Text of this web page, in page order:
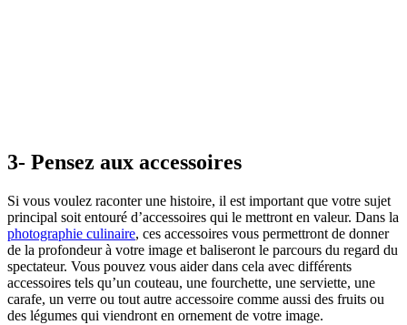
3- Pensez aux accessoires
Si vous voulez raconter une histoire, il est important que votre sujet
principal soit entouré d’accessoires qui le mettront en valeur. Dans la
photographie culinaire, ces accessoires vous permettront de donner
de la profondeur à votre image et baliseront le parcours du regard du
spectateur. Vous pouvez vous aider dans cela avec différents
accessoires tels qu’un couteau, une fourchette, une serviette, une
carafe, un verre ou tout autre accessoire comme aussi des fruits ou
des légumes qui viendront en ornement de votre image.